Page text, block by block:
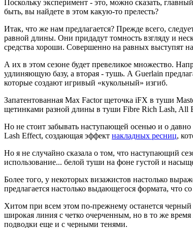
Поскольку эксперимент - это, можно сказать,
быть, вы найдете в этом какую-то прелесть?
Итак, что же нам предлагается? Прежде всего,
равной длины. Они придадут томность взгляду и
средства хороши. Совершенно на равных выступят
А их в этом сезоне будет превеликое множество.
удлиняющую базу, а вторая - тушь. А Guerlain
которые создают игривый «кукольный» изгиб.
Запатентованная Max Factor щеточка iFX в туши
щетинками разной длины в туши Fibre Rich Lash, All
Но не стоит забывать наступающей осенью и о
Lash Effect, создающая эффект накладных ресниц,
Но я не случайно сказала о том, что наступающий
использование... белой туши на фоне густой и
Более того, у некоторых визажистов настолько
предлагается настолько выдающегося формата, что
Хитом при всем этом по-прежнему останется
широкая линия с четко очерченным, но в то же
подводки еще и с черными тенями.